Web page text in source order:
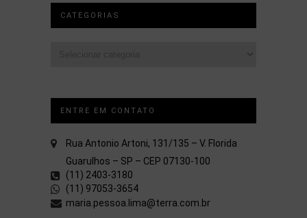
CATEGORIAS
ENTRE EM CONTATO
Rua Antonio Artoni, 131/135 – V. Florida
Guarulhos – SP – CEP 07130-100
(11) 2403-3180
(11) 97053-3654
maria.pessoa.lima@terra.com.br